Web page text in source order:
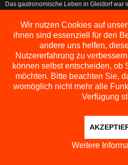
Das gastronomische Leben in Gleidorf war
Königsquelle ist von den ehemals bis zu
Richter existent.
Gasthof Humeske
Gasthof Richter
COPYRIGHT © 2026
Wir nutzen Cookies auf
ihnen sind essenziell für den
andere uns helfen,
Nutzererfahrung zu
können selbst entscheiden, ob
möchten. Bitte beachten Sie,
womöglich nicht mehr alle
Verfügung
Weitere